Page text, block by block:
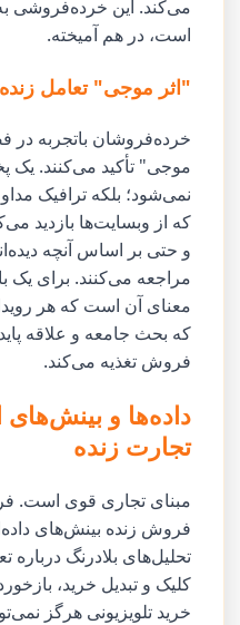
می‌کند. این خرده‌فروشی
است، در هم آمیخته.
"اثر موجی" تعامل زنده
خرده‌فروشان باتجربه در
موجی" تأکید می‌کنند. یک
نمی‌شود؛ بلکه ترافیک
که از وبسایت‌ها بازدید
و حتی بر اساس آنچه
مراجعه می‌کنند. برای یک
معنای آن است که هر
که بحث جامعه و علاقه
فروش تغذیه می‌کند.
داده‌ها و بینش‌های
تجارت زنده
مبنای تجاری قوی است.
فروش زنده بینش‌های
تحلیل‌های بلادرنگ درباره
کلیک و تبدیل خرید،
خرید تلویزیونی هرگز